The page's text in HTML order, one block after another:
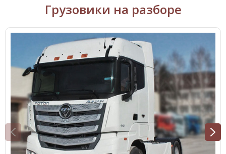
Грузовики на разборе